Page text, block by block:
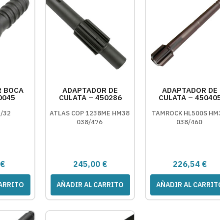
BOCA
32
€
ADAPTADOR DE
CULATA – 450286
ATLAS COP 1238ME HM38
038/476
245,00€
AÑADIR AL CARRITO
ADAPTADOR DE
CULATA –
TAMROCK HL500S
038/460
226,54€
AÑADIR AL